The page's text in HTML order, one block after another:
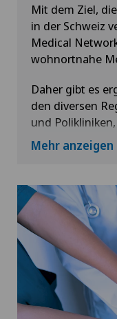
Mit dem Ziel,
in der Schweiz
Medical
wohnortnahe
Daher gibt es
den diversen
und
ambulante
Mehr anzeigen